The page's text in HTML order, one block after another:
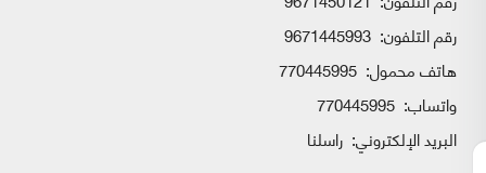
رقم التلفون: 9671445993
هاتف محمول: 770445995
واتساب:
البريد الإلكتروني: راسلنا